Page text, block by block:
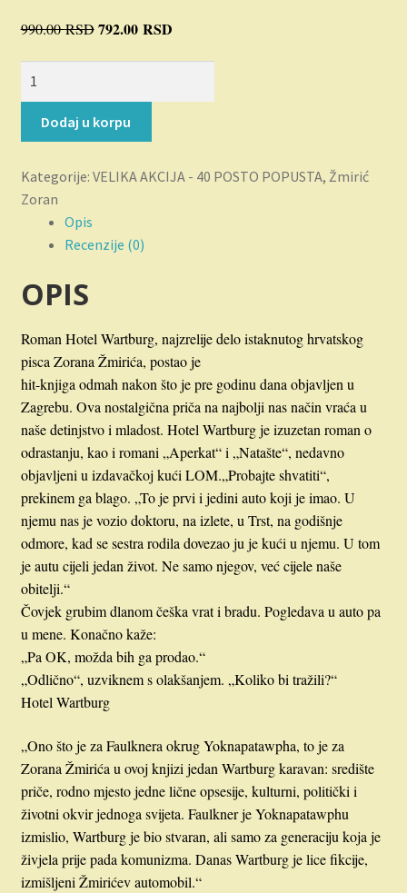
Plaćanje
Uslovi korišćenja
990.00RSD Originalna
990.00 RSD.
792.00 RSDTrenutna
količina
Dodaj u korpu
Kategorije: VELIKA AKCIJA - 40 POSTO POPUSTA, Žmirić
Zoran
Opis
Recenzije (0)
OPIS
Roman Hotel Wartburg, najzrelije delo istaknutog hrvatskog
pisca Zorana Žmirića, postao je
hit-knjiga odmah nakon što je pre godinu dana objavljen u
Zagrebu. Ova nostalgična priča na najbolji nas način vraća u
naše detinjstvo i mladost. Hotel Wartburg je izuzetan roman o
odrastanju, kao i romani „Aperkat“ i „Natašte“, nedavno
objavljeni u izdavačkoj kući LOM.„Probajte shvatiti“,
prekinem ga blago. „To je prvi i jedini auto koji je imao. U
njemu nas je vozio doktoru, na izlete, u Trst, na godišnje
odmore, kad se sestra rodila dovezao ju je kući u njemu. U tom
je autu cijeli jedan život. Ne samo njegov, već cijele naše
obitelji.“
Čovjek grubim dlanom češka vrat i bradu. Pogledava u auto pa
u mene. Konačno kaže:
„Pa OK, možda bih ga prodao.“
„Odlično“, uzviknem s olakšanjem. „Koliko bi tražili?“
Hotel Wartburg
„Ono što je za Faulknera okrug Yoknapatawpha, to je za
Zorana Žmirića u ovoj knjizi jedan Wartburg karavan: središte
priče, rodno mjesto jedne lične opsesije, kulturni, politički i
životni okvir jednoga svijeta. Faulkner je Yoknapatawphu
izmislio, Wartburg je bio stvaran, ali samo za generaciju koja je
živjela prije pada komunizma. Danas Wartburg je lice fikcije,
izmišljeni Žmirićev automobil.“